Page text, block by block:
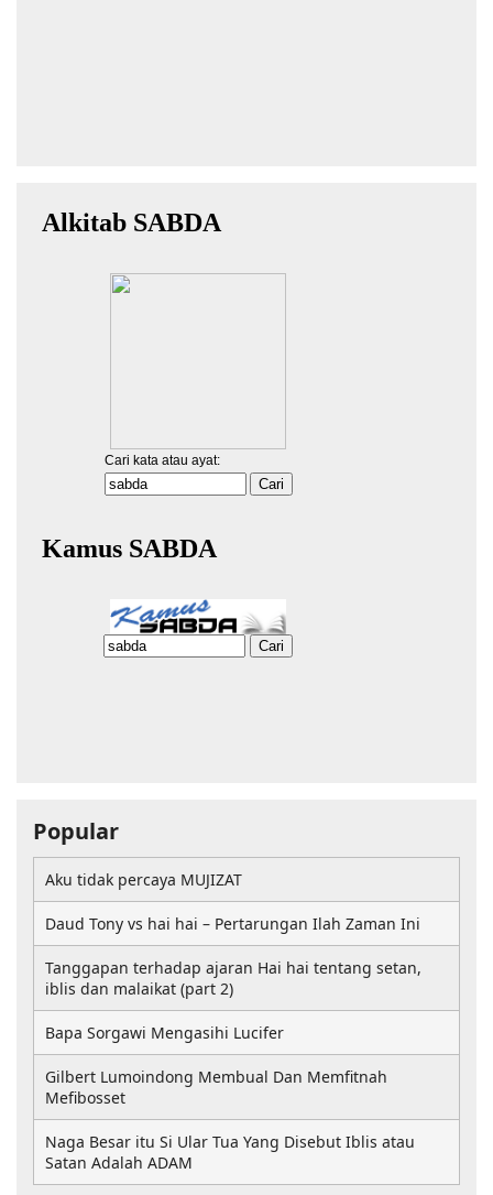
Popular
Aku tidak percaya MUJIZAT
Daud Tony vs hai hai – Pertarungan Ilah Zaman Ini
Tanggapan terhadap ajaran Hai hai tentang setan,
iblis dan malaikat (part 2)
Bapa Sorgawi Mengasihi Lucifer
Gilbert Lumoindong Membual Dan Memfitnah
Mefibosset
Naga Besar itu Si Ular Tua Yang Disebut Iblis atau
Satan Adalah ADAM